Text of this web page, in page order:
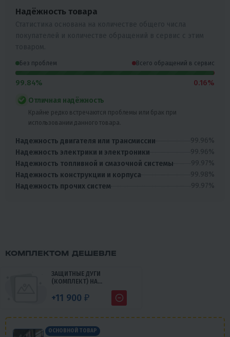
Надёжность товара
Без проблем Всего обращений в сервис
99.84% 0.16%
Отличная надёжность
Крайне редко встречаются проблемы или брак при
использовании данного товара.
Надежность двигателя или трансмиссии
99.96%
Надежность электрики и электроники
99.96%
Надежность топливной и смазочной системы
99.97%
Надежность конструкции и корпуса
99.98%
Надежность прочих систем
99.97%
КОМПЛЕКТОМ ДЕШЕВЛЕ
ЗАЩИТНЫЕ ДУГИ
(КОМПЛЕКТ) НА
МАКСИСКУТЕР PROMAX
ADV
+11 900 ₽
ОСНОВНОЙ ТОВАР